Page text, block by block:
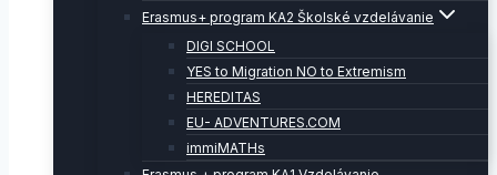
Erasmus+ program KA2 Školské vzdelávanie
DIGI SCHOOL
YES to Migration NO to Extremism
HEREDITAS
EU- ADVENTURES.COM
immiMATHs